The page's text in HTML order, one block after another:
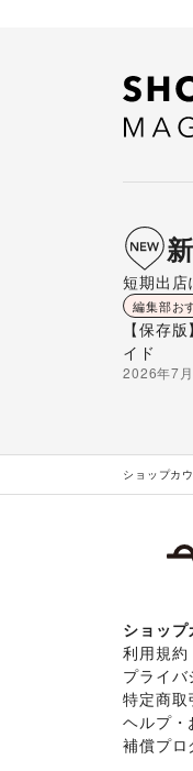
短期出店
編集部お
【保存
イド
2026年7
ショップカ
ショップ
利用規約
プライバ
特定商取
ヘルプ・
補償プロ